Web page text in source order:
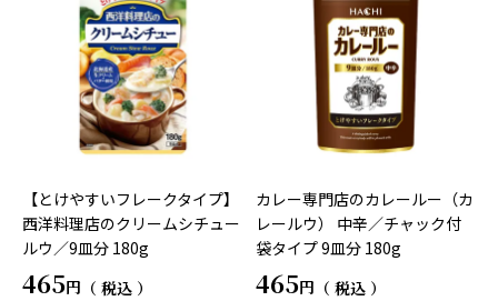
【とけやすいフレークタイプ】
西洋料理店のクリームシチュー
ルウ／9皿分 180g
465 税込
カレー専門店のカレールー（カ
レールウ） 中辛／チャック付
袋タイプ 9皿分 180g
465 税込